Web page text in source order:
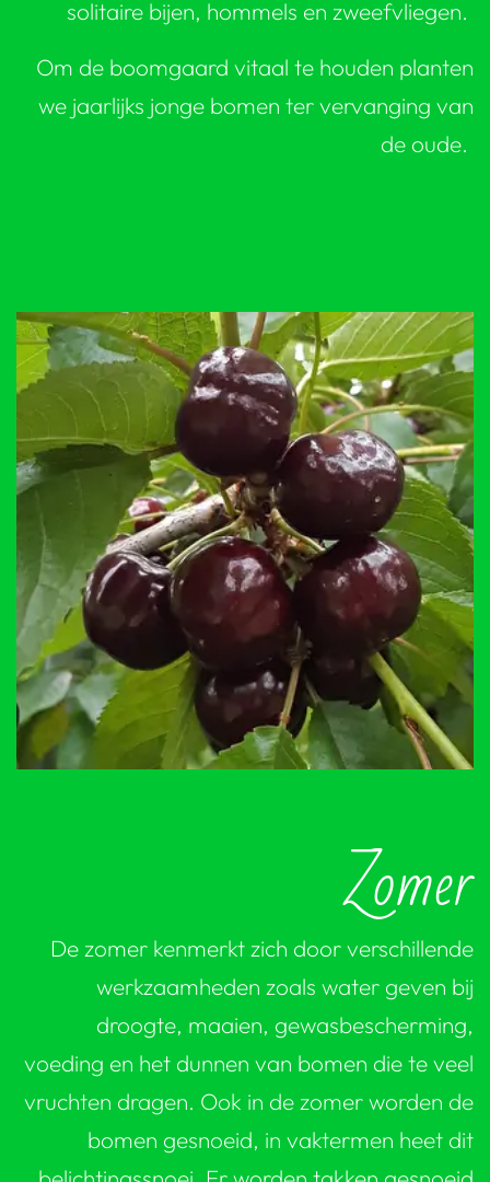
solitaire bijen, hommels en zweefvliegen.
Om de boomgaard vitaal te houden planten
we jaarlijks jonge bomen ter vervanging van
de oude.
Zomer
De zomer kenmerkt zich door verschillende
werkzaamheden zoals water geven bij
droogte, maaien, gewasbescherming,
voeding en het dunnen van bomen die te veel
vruchten dragen. Ook in de zomer worden de
bomen gesnoeid, in vaktermen heet dit